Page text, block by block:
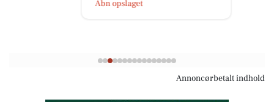
Åbn opslaget
Annoncørbetalt indhold